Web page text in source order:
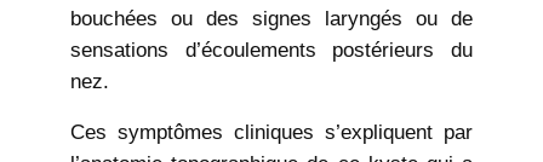
bouchées ou des signes laryngés ou de
sensations d’écoulements postérieurs du
nez.
Ces symptômes cliniques s’expliquent par